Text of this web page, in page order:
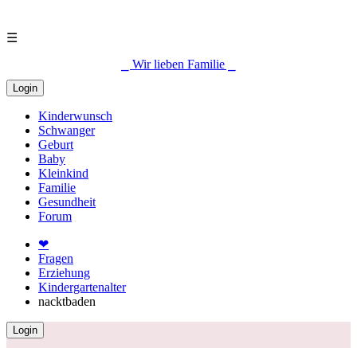
☰
⎯ Wir lieben Familie ⎯
Login
Kinderwunsch
Schwanger
Geburt
Baby
Kleinkind
Familie
Gesundheit
Forum
❤
Fragen
Erziehung
Kindergartenalter
nacktbaden
Login